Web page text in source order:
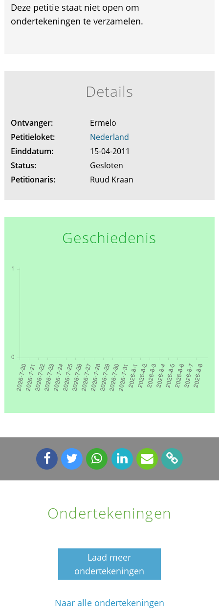
Deze petitie staat niet open om
ondertekeningen te verzamelen.
Details
Ontvanger:
Ermelo
Petitieloket:
Nederland
Einddatum:
15-04-2011
Status:
Gesloten
Petitionaris:
Ruud Kraan
Geschiedenis
Ondertekeningen
Laad meer
ondertekeningen
Naar alle ondertekeningen